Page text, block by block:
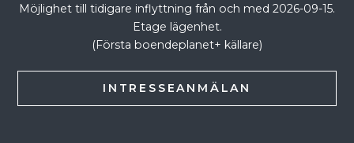
Möjlighet till tidigare inflyttning från och med 2026-09-15.
Etage lägenhet.
(Första boendeplanet+ källare)
INTRESSEANMÄLAN